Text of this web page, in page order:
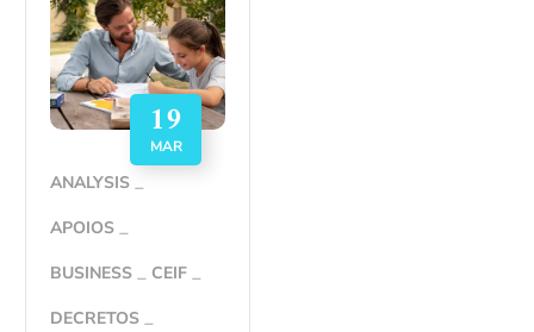
19
MAR
ANALYSIS
APOIOS
BUSINESS
CEIF
DECRETOS